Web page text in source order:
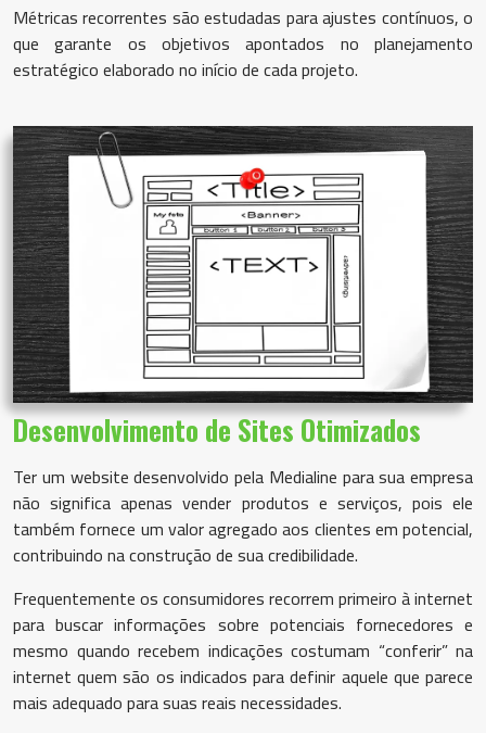
Métricas recorrentes são estudadas para ajustes contínuos, o
que garante os objetivos apontados no planejamento
estratégico elaborado no início de cada projeto.
Desenvolvimento de Sites Otimizados
Ter um website desenvolvido pela Medialine para sua empresa
não significa apenas vender produtos e serviços, pois ele
também fornece um valor agregado aos clientes em potencial,
contribuindo na construção de sua credibilidade.
Frequentemente os consumidores recorrem primeiro à internet
para buscar informações sobre potenciais fornecedores e
mesmo quando recebem indicações costumam “conferir” na
internet quem são os indicados para definir aquele que parece
mais adequado para suas reais necessidades.